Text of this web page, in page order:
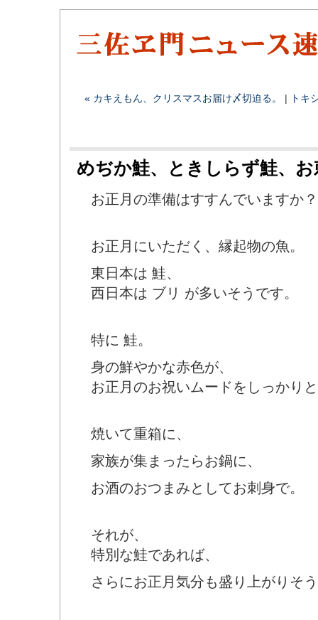
« カキえもん、クリスマスお届け〆切迫る。 | トキ
めぢか鮭、ときしらず鮭、お
お正月の準備はすすんでいますか？
お正月にいただく、縁起物の魚。
東日本は 鮭、
西日本は ブリ が多いそうです。
特に 鮭。
身の鮮やかな赤色が、
お正月のお祝いムードをしっかり
焼いて重箱に、
家族が集まったらお鍋に、
お酒のおつまみとしてお刺身で。
それが、
特別な鮭であれば、
さらにお正月気分も盛り上がりそ